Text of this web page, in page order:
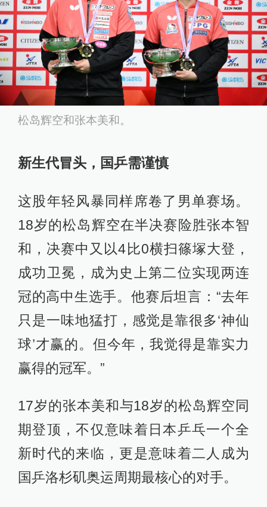
松岛辉空和张本美和。
新生代冒头，国乒需谨慎
这股年轻风暴同样席卷了男单赛场。
18岁的松岛辉空在半决赛险胜张本智
和，决赛中又以4比0横扫篠塚大登，
成功卫冕，成为史上第二位实现两连
冠的高中生选手。他赛后坦言：“去年
只是一味地猛打，感觉是靠很多‘神仙
球’才赢的。但今年，我觉得是靠实力
赢得的冠军。”
17岁的张本美和与18岁的松岛辉空同
期登顶，不仅意味着日本乒乓一个全
新时代的来临，更是意味着二人成为
国乒洛杉矶奥运周期最核心的对手。